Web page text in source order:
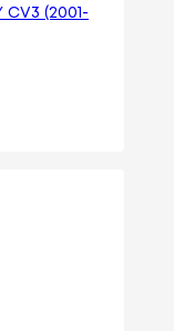
CV3 (2001-